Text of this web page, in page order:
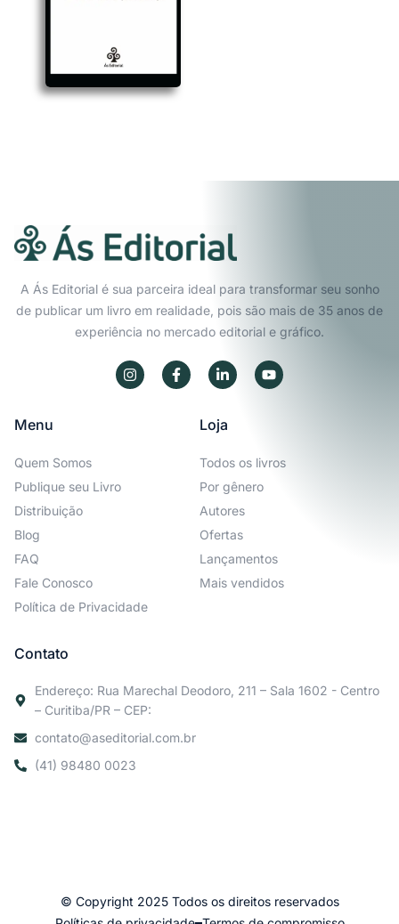
A Ás Editorial é sua parceira ideal para transformar seu sonho
de publicar um livro em realidade, pois são mais de 35 anos de
experiência no mercado editorial e gráfico.
Menu
Quem Somos
Publique seu Livro
Distribuição
Blog
FAQ
Fale Conosco
Política de Privacidade
Loja
Todos os livros
Por gênero
Autores
Ofertas
Lançamentos
Mais vendidos
Contato
Endereço: Rua Marechal Deodoro, 211 – Sala 1602 - Centro
– Curitiba/PR – CEP:
contato@aseditorial.com.br
(41) 98480 0023
© Copyright 2025 Todos os direitos reservados